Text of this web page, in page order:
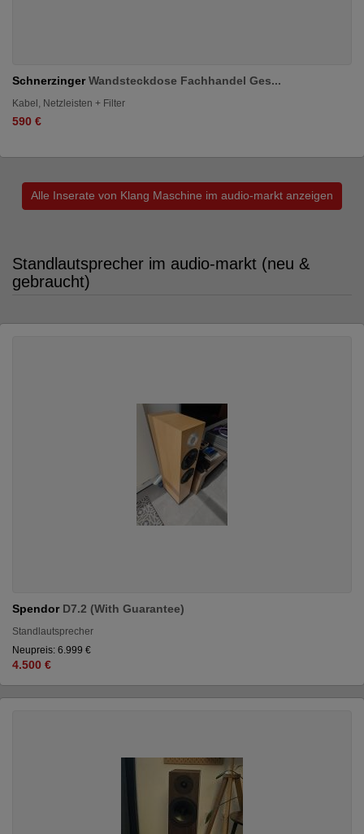
SchnerzingerWandsteckdose Fachhandel Ges...
Kabel, Netzleisten + Filter
590 €
Alle Inserate von Klang Maschine im audio-markt anzeigen
Standlautsprecher im audio-markt (neu &
gebraucht)
Spendor D7.2 (With Guarantee)
Standlautsprecher
Neupreis: 6.999 €
4.500 €